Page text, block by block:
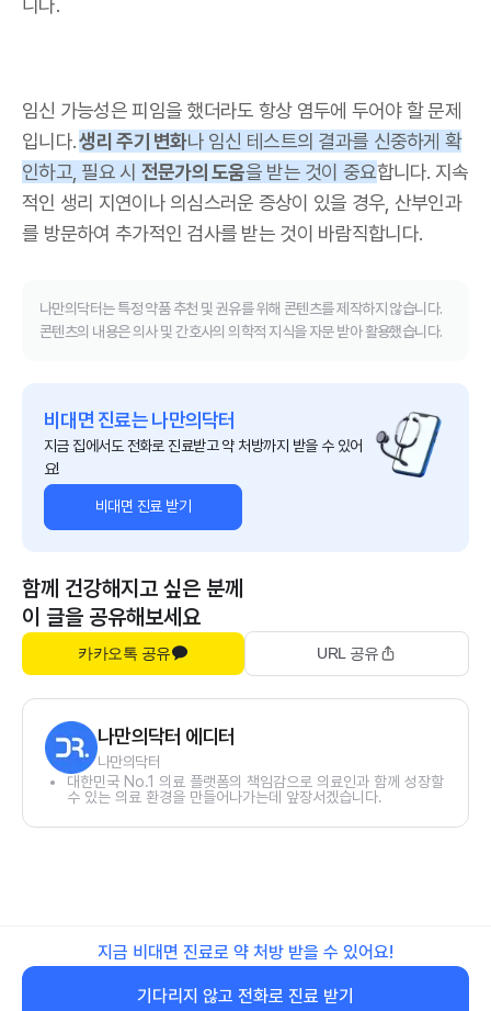
임신 가능성은 피임을 했더라도 항상 염두에 두어야 할 문제
입니다.생리 주기 변화나 임신 테스트의 결과를 신중하게 확
인하고, 필요 시 전문가의 도움을 받는 것이 중요합니다. 지속
적인 생리 지연이나 의심스러운 증상이 있을 경우, 산부인과
를 방문하여 추가적인 검사를 받는 것이 바람직합니다.
나만의닥터는 특정 약품 추천 및 권유를 위해 콘텐츠를 제작하지 않습니다.
콘텐츠의 내용은 의사 및 간호사의 의학적 지식을 자문 받아 활용했습니다.
비대면 진료는 나만의닥터
지금 집에서도 전화로 진료받고 약 처방까지 받을 수 있어
요!
비대면 진료 받기
함께 건강해지고 싶은 분께
이 글을 공유해보세요
카카오톡 공유 URL 공유
나만의닥터 에디터
나만의닥터
대한민국 No.1 의료 플랫폼의 책임감으로 의료인과 함께 성장할
수 있는 의료 환경을 만들어나가는데 앞장서겠습니다.
지금 비대면 진료로 약 처방 받을 수 있어요!
기다리지 않고 전화로 진료 받기